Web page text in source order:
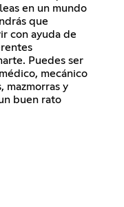
en un mundo
que
con ayuda de
Puedes ser
mecánico
mazmorras y
buen rato